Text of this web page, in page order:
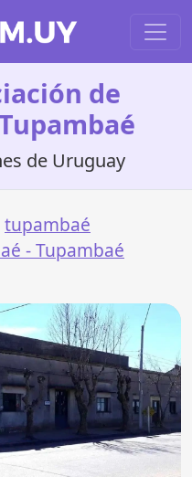
de
de Uruguay
tupambaé
- Tupambaé